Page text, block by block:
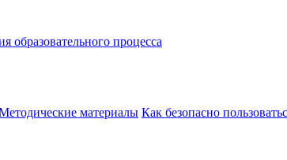
образовательного процесса
материалы Как безопасно